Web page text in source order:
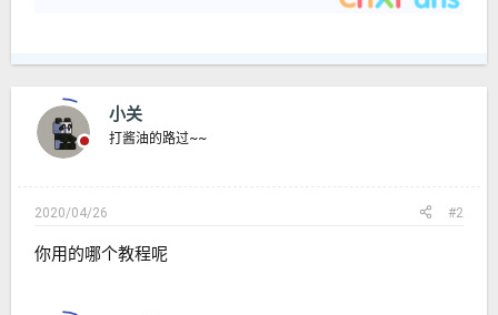
小关
打酱油的路过~~
2020/04/26 #2
你用的哪个教程呢